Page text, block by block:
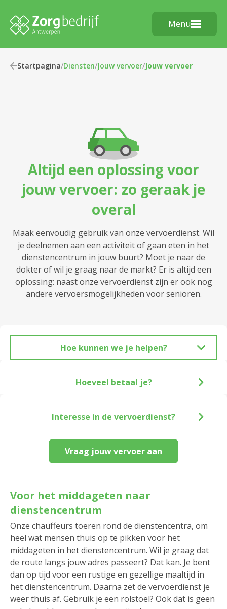
Menu
Startpagina/Diensten/Jouw vervoer/Jouw vervoer
Altijd een oplossing voor
jouw vervoer: zo geraak je
overal
Maak eenvoudig gebruik van onze vervoerdienst. Wil
je deelnemen aan een activiteit of gaan eten in het
dienstencentrum in jouw buurt? Moet je naar de
dokter of wil je graag naar de markt? Er is altijd een
oplossing: naast onze vervoerdienst zijn er ook nog
andere vervoersmogelijkheden voor senioren.
Hoe kunnen we je helpen?
Vraag jouw vervoer aan
Voor het middageten naar
dienstencentrum
Onze chauffeurs toeren rond de dienstencentra, om
heel wat mensen thuis op te pikken voor het
middageten in het dienstencentrum. Wil je graag dat
de route langs jouw adres passeert? Dat kan. Je bent
dan op tijd voor een rustige en gezellige maaltijd in
het dienstencentrum. Daarna zet de vervoerdienst je
weer thuis af. Gebruik je een rolstoel? Ook dat is geen
Hoeveel betaal je?
Interesse in de vervoerdienst?